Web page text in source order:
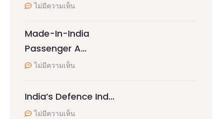
ไม่มีความเห็น
Made-In-India
Passenger A…
ไม่มีความเห็น
India’s Defence Ind…
ไม่มีความเห็น